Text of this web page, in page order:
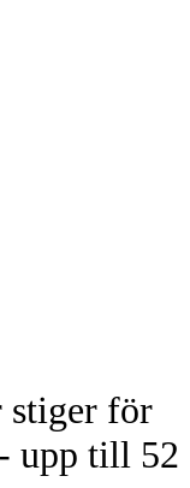
stiger för
upp till 52